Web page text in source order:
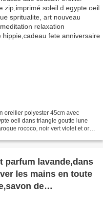
noel
oreiller polyester 45cm avec
oeil dans triangle goutte lune
rococo, noir vert violet et or,
parfum lavande,dans
les mains en toute
de
bactérien